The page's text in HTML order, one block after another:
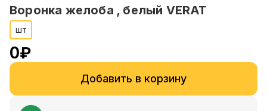
Воронка желоба , белый VERAT
шт
0₽
Добавить в корзину